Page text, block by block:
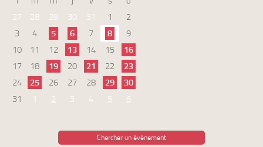
27
28 29 30 31 1
2
3
4 5 6 7 8
9
10
11 12 13 14 15
16
17
18 19 20 21 22
23
24
25 26 27 28 29
30
31
1 2 3 4 5 6
Chercher un événement